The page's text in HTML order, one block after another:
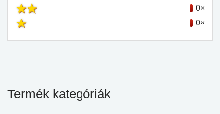
0×
0×
Termék kategóriák